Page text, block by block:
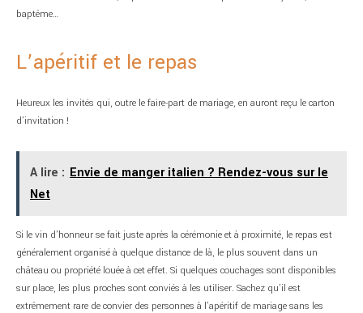
baptême…
L’apéritif et le repas
Heureux les invités qui, outre le faire-part de mariage, en auront reçu le carton
d’invitation !
A lire : Envie de manger italien ? Rendez-vous sur le
Net
Si le vin d’honneur se fait juste après la cérémonie et à proximité, le repas est
généralement organisé à quelque distance de là, le plus souvent dans un
château ou propriété louée à cet effet. Si quelques couchages sont disponibles
sur place, les plus proches sont conviés à les utiliser. Sachez qu’il est
extrêmement rare de convier des personnes à l’apéritif de mariage sans les